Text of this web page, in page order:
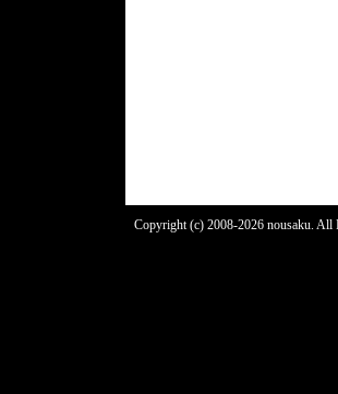
Copyright (c) 2008-2026 nousaku. All